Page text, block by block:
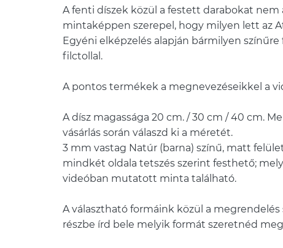
A fenti díszek közül a festett darabokat nem
mintaképpen szerepel, hogy milyen lett az
Egyéni elképzelés alapján bármilyen
filctollal.
A pontos termékek a megnevezéseikkel a
A dísz magassága 20 cm. / 30 cm / 40 cm.
vásárlás során válaszd ki a méretét.
3 mm vastag Natúr (barna) színű, matt
mindkét oldala tetszés szerint festhető;
videóban mutatott minta található.
A választható formáink közül a megrendelés
részbe írd bele melyik formát szeretnéd